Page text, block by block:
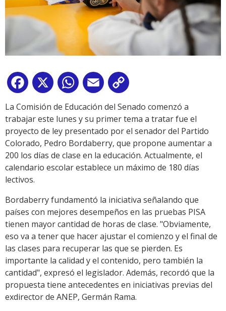
Facebook
X WhatsApp
Email
Link
La Comisión de Educación del Senado comenzó a
trabajar este lunes y su primer tema a tratar fue el
proyecto de ley presentado por el senador del Partido
Colorado, Pedro Bordaberry, que propone aumentar a
200 los días de clase en la educación. Actualmente, el
calendario escolar establece un máximo de 180 días
lectivos.
Bordaberry fundamentó la iniciativa señalando que
países con mejores desempeños en las pruebas PISA
tienen mayor cantidad de horas de clase. "Obviamente,
eso va a tener que hacer ajustar el comienzo y el final de
las clases para recuperar las que se pierden. Es
importante la calidad y el contenido, pero también la
cantidad", expresó el legislador. Además, recordó que la
propuesta tiene antecedentes en iniciativas previas del
exdirector de ANEP, Germán Rama.